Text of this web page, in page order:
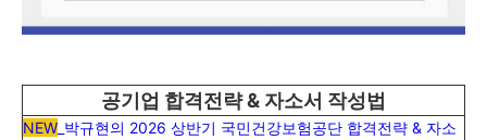
공기업 합격전략 & 자소서 작성법
NEW 박규현의 2026 상반기 국민건강보험공단 합격전략 & 자소